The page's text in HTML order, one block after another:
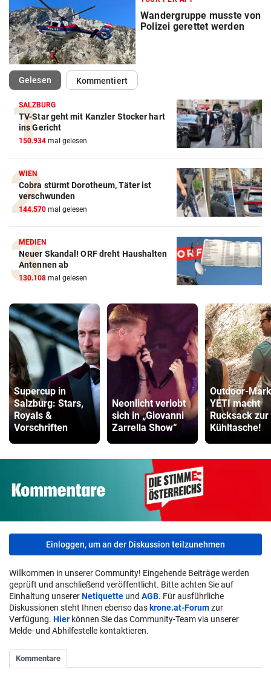
Wandergruppe musste von
Polizei gerettet werden
Gelesen(ausgewählt)Kommentiert
SALZBURG
TV-Star geht mit Kanzler Stocker hart
ins Gericht
150.934 mal gelesen
WIEN
Cobra stürmt Dorotheum, Täter ist
verschwunden
144.570 mal gelesen
MEDIEN
Neuer Skandal! ORF dreht Haushalten
Antennen ab
130.108 mal gelesen
Supercup in
Salzburg: Stars,
Royals &
Vorschriften
Neonlicht verlobt
sich in „Giovanni
Zarrella Show“
Outdoor-
YETI macht
Rucksack zur
Kühltasche!
Einloggen, um an der Diskussion teilzunehmen
Willkommen in unserer Community! Eingehende Beiträge werden
geprüft und anschließend veröffentlicht. Bitte achten Sie auf
Einhaltung unsererNetiquette und AGB. Für ausführliche
Diskussionen steht Ihnen ebenso das krone.at-Forumzur
Verfügung. Hier können Sie das Community-Team via unserer
Melde- und Abhilfestelle kontaktieren.